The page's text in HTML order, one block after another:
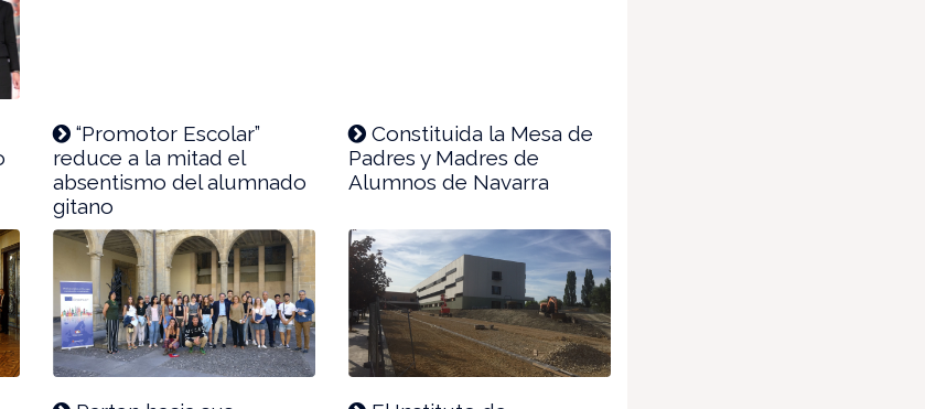
“Promotor Escolar”
reduce a la mitad el
absentismo del alumnado
gitano
Constituida la Mesa de
Padres y Madres de
Alumnos de Navarra